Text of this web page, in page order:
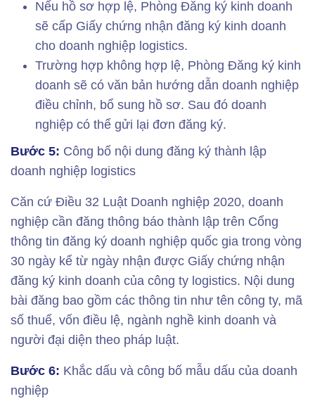
Nếu hồ sơ hợp lệ, Phòng Đăng ký kinh doanh
sẽ cấp Giấy chứng nhận đăng ký kinh doanh
cho doanh nghiệp logistics.
Trường hợp không hợp lệ, Phòng Đăng ký kinh
doanh sẽ có văn bản hướng dẫn doanh nghiệp
điều chỉnh, bổ sung hồ sơ. Sau đó doanh
nghiệp có thể gửi lại đơn đăng ký.
Bước 5: Công bố nội dung đăng ký thành lập
doanh nghiệp logistics
Căn cứ Điều 32 Luật Doanh nghiệp 2020, doanh
nghiệp cần đăng thông báo thành lập trên Cổng
thông tin đăng ký doanh nghiệp quốc gia trong vòng
30 ngày kể từ ngày nhận được Giấy chứng nhận
đăng ký kinh doanh của công ty logistics. Nội dung
bài đăng bao gồm các thông tin như tên công ty, mã
số thuế, vốn điều lệ, ngành nghề kinh doanh và
người đại diện theo pháp luật.
Bước 6: Khắc dấu và công bố mẫu dấu của doanh
nghiệp